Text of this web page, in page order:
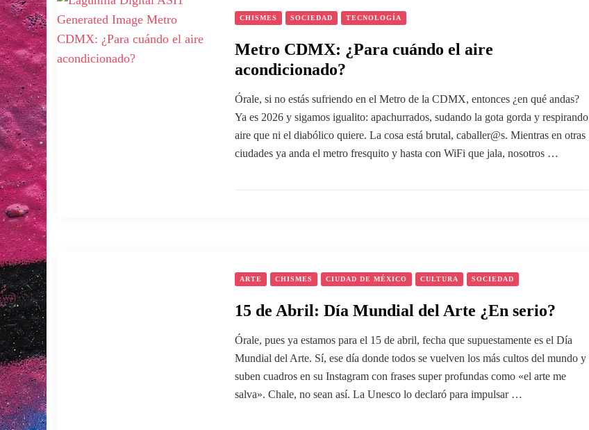
CHISMES SOCIEDAD TECNOLOGÍA
Metro CDMX: ¿Para cuándo el aire
acondicionado?
Órale, si no estás sufriendo en el Metro de la CDMX, entonces ¿en qué andas?
Ya es 2026 y sigamos igualito: apachurrados, sudando la gota gorda y respirando
aire que ni el diabólico quiere. La cosa está brutal, caballer@s. Mientras en otras
ciudades ya anda el metro fresquito y hasta con WiFi que jala, nosotros …
ARTE CHISMES CIUDAD DE MÉXICO CULTURA SOCIEDAD
15 de Abril: Día Mundial del Arte ¿En serio?
Órale, pues ya estamos para el 15 de abril, fecha que supuestamente es el Día
Mundial del Arte. Sí, ese día donde todos se vuelven los más cultos del mundo y
suben cuadros en su Instagram con frases super profundas como «el arte me
salva». Chale, no sean así. La Unesco lo declaró para impulsar …